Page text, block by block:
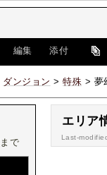
編集 添付
ダンジョン >特殊 > 夢
エリア
Last-
まで